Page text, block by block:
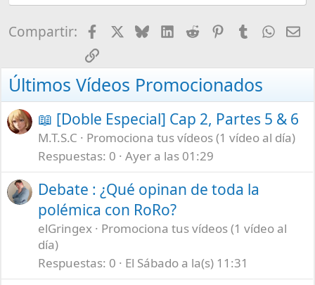
i
o
n
:
Compartir: FacebookBlueskyLinkedInRedditPinterestTumblr
Enlace
Últimos Vídeos Promocionados
📖 [Doble Especial] Cap 2, Partes 5 & 6
M.T.S.C
Promociona tus vídeos (1 vídeo al día)
Respuestas 0 Ayer a las 01:29
Debate : ¿Qué opinan de toda la
polémica con RoRo?
elGringex
Promociona tus vídeos (1 vídeo al
día)
Respuestas 0 El Sábado a la(s) 11:31